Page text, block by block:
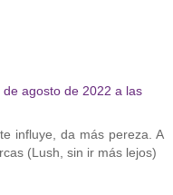
de agosto de 2022 a las
influye, da más pereza. A
(Lush, sin ir más lejos)